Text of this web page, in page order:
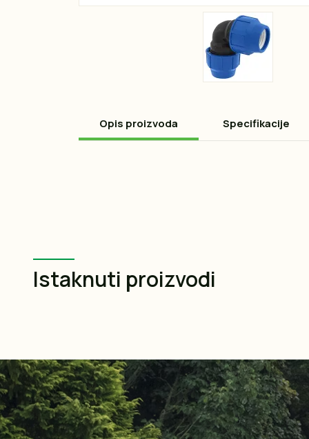
Opis proizvoda Specifikacije
Istaknuti proizvodi